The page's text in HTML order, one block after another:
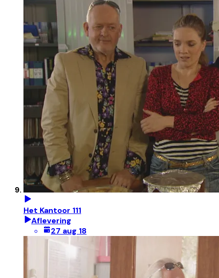
Het Kantoor 111
Aflevering
27 aug 18